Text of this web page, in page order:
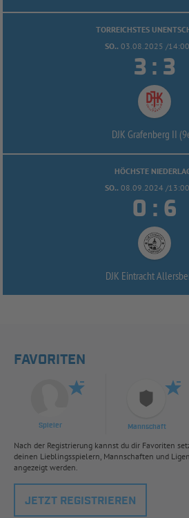
TORREICHSTES
SO.. 03.08.2025 /
 : 
DJK Grafenberg II
HÖCHSTE
SO.. 08.09.2024 /
 : 
DJK Eintracht
FAVORITEN
Spieler Mannschaft
Nach der Registrierung kannst du dir Favoriten
deinen Lieblingsspielern, Mannschaften und
angezeigt werden.
JETZT REGISTRIEREN